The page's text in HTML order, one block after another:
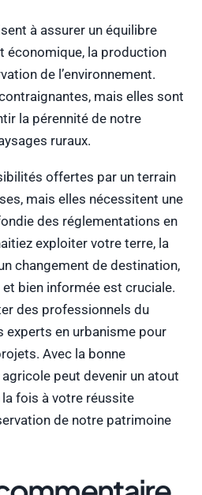
à assurer un équilibre
économique, la production
de l’environnement.
mais elles sont
la pérennité de notre
ruraux.
offertes par un terrain
mais elles nécessitent une
des réglementations en
exploiter votre terre, la
changement de destination,
bien informée est cruciale.
des professionnels du
experts en urbanisme pour
Avec la bonne
peut devenir un atout
fois à votre réussite
de notre patrimoine